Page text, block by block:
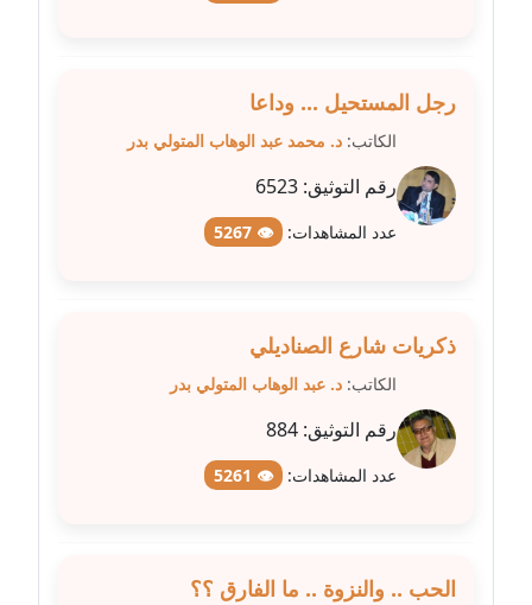
مدونة سالي علاء الدين
مدونة سامح رشاد
عاملة
مدونة سامح طلعت
مدونة سحر أبو العلا
عاملة
مدونة سحر حسب الله
عاملة
رجل المستحيل ... وداعا
الكاتب: د. محمد عبد الوهاب المتولي بدر
رقم التوثيق: 6523
عدد المشاهدات: 👁 5267
ذكريات شارع الصناديلي
الكاتب: د. عبد الوهاب المتولي بدر
رقم التوثيق: 884
عدد المشاهدات: 👁 5261
الحب .. والنزوة .. ما الفارق ؟؟